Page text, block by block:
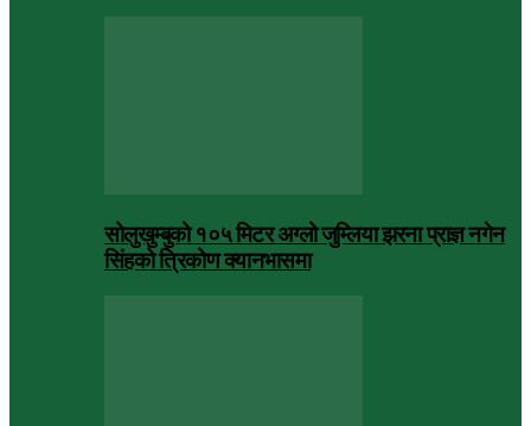
सोलुखुम्बुको १०५ मिटर अग्लो जुम्लिया झरना प्राज्ञ नगेन
सिंहको त्रिकोण क्यानभासमा